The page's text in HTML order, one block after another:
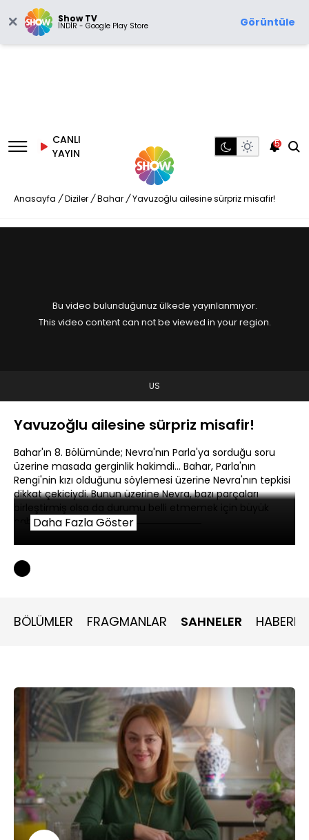
Show TV
İNDİR - Google Play Store Görüntüle
CANLI
YAYIN
5
Anasayfa / Diziler / Bahar / Yavuzoğlu ailesine sürpriz misafir!
Bu video bulunduğunuz ülkede yayınlanmıyor.
This video content can not be viewed in your region.
US
Yavuzoğlu ailesine sürpriz misafir!
Bahar'ın 8. Bölümünde; Nevra'nın Parla'ya sorduğu soru
üzerine masada gerginlik hakimdi... Bahar, Parla'nın
Rengi'nin kızı olduğunu söylemesi üzerine Nevra'nın tepkisi
dikkat çekiciydi. Bunun üzerine Nevra, bazı parçaları
birleştirmiş olsa da durumu belli etmemek için büyük
çaba gösterdi.
Daha Fazla Göster
BÖLÜMLER FRAGMANLAR SAHNELER